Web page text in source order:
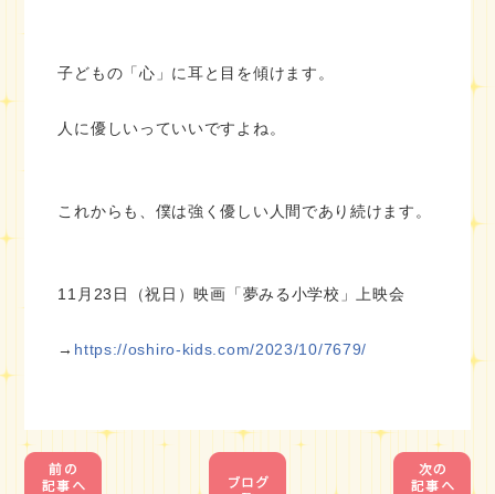
子どもの「心」に耳と目を傾けます。
人に優しいっていいですよね。
これからも、僕は強く優しい人間であり続けます。
11月23日（祝日）映画「夢みる小学校」上映会
→ https://oshiro-kids.com/2023/10/7679/
1